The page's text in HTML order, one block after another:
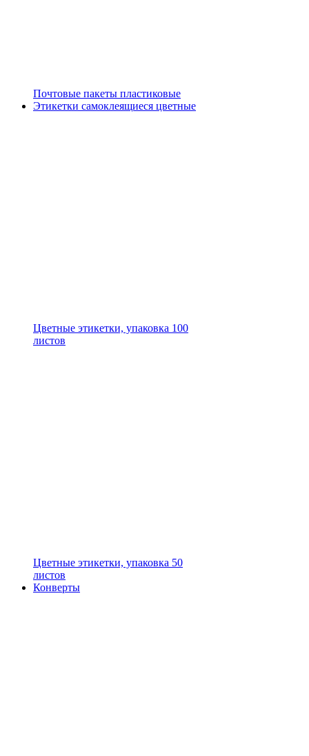
Почтовые пакеты пластиковые
Этикетки самоклеящиеся цветные
Цветные этикетки, упаковка 100
листов
Цветные этикетки, упаковка 50
листов
Конверты